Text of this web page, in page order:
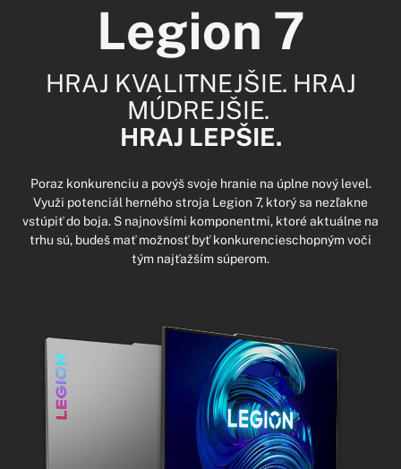
Legion 7
HRAJ KVALITNEJŠIE. HRAJ
MÚDREJŠIE.
HRAJ LEPŠIE.
Poraz konkurenciu a povýš svoje hranie na úplne nový level.
Využi potenciál herného stroja Legion 7, ktorý sa nezľakne
vstúpiť do boja. S najnovšími komponentmi, ktoré aktuálne na
trhu sú, budeš mať možnosť byť konkurencieschopným voči
tým najťažším súperom.